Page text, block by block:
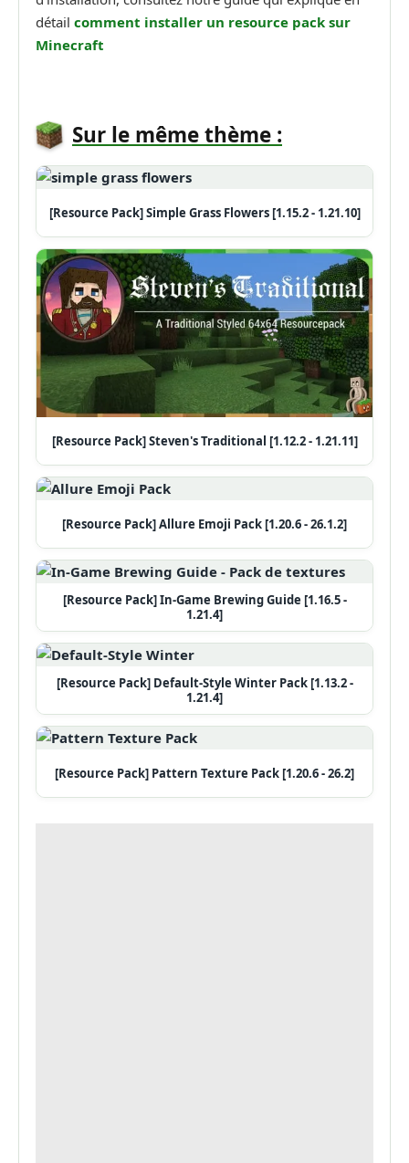
détail comment installer un resource pack sur
Minecraft
Sur le même thème :
[Resource Pack] Simple Grass Flowers [1.15.2 - 1.21.10]
[Resource Pack] Steven's Traditional [1.12.2 - 1.21.11]
[Resource Pack] Allure Emoji Pack [1.20.6 - 26.1.2]
[Resource Pack] In-Game Brewing Guide [1.16.5 -
1.21.4]
[Resource Pack] Default-Style Winter Pack [1.13.2 -
1.21.4]
[Resource Pack] Pattern Texture Pack [1.20.6 - 26.2]